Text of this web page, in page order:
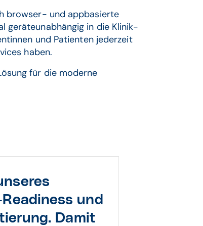
browser- und appbasierte
geräteunabhängig in die Klinik-
und Patienten jederzeit
haben.
für die moderne
Readiness und
Damit